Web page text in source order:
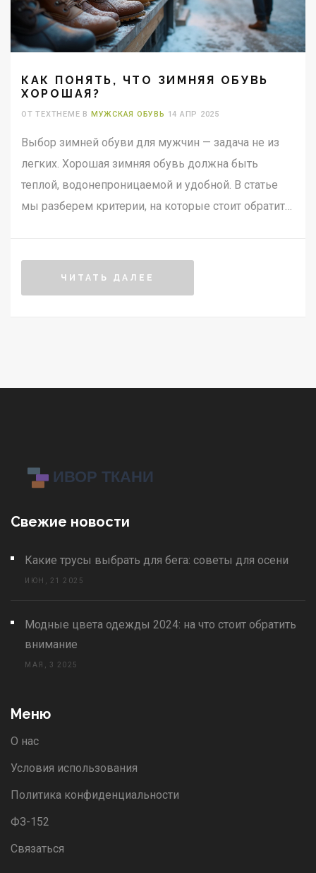
КАК ПОНЯТЬ, ЧТО ЗИМНЯЯ ОБУВЬ
ХОРОШАЯ?
ОТ TEXTHEME В МУЖСКАЯ ОБУВЬ 14 АПР 2025
Выбор зимней обуви для мужчин — задача не из
легких. Хорошая зимняя обувь должна быть
теплой, водонепроницаемой и удобной. В статье
мы разберем критерии, на которые стоит обратить
ЧИТАТЬ ДАЛЕЕ
Свежие новости
Какие трусы выбрать для бега: советы для осени
ИЮН, 21 2025
Модные цвета одежды 2024: на что стоит обратить
внимание
МАЯ, 3 2025
Меню
О нас
Условия использования
Политика конфиденциальности
ФЗ-152
Связаться